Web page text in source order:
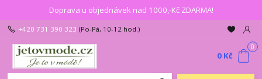
Doprava u objednávek nad 1000,-Kč ZDARMA!
+420 731 390 323 (Po-Pá, 10-12 hod.)
0
0 Kč